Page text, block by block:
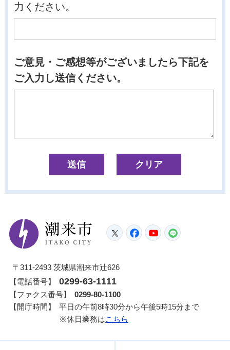
力ください。
ご意見・ご感想等がございましたら下記を
ご入力し送信ください。
潮来市
TwitterFacebook
YouTube
〒311-2493 茨城県潮来市辻626
【電話番号】
0299-63-1111
【ファクス番号】
0299-80-1100
【開庁時間】
平日の午前8時30分から午後5時15分まで
※休日業務はこちら